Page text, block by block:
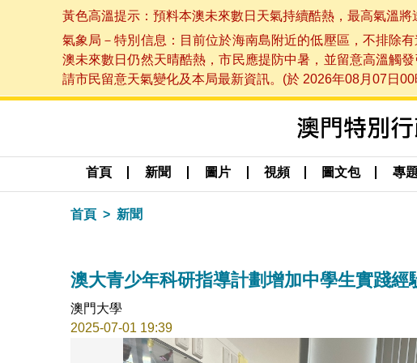
黃色高溫提示：預料本澳未來數日天氣持續酷熱，最高氣溫
氣象局－特別信息：目前位於海南島附近的低壓區，不排除
澳未來數日仍然天晴酷熱，市民應提防中暑，並留意高溫觸
請市民留意天氣變化及本局最新資訊。(於 2026年08月07日
首頁 新聞 圖片 視頻 圖文包 專
首頁 新聞
澳大青少年科研指導計劃增加中學生實踐經
澳門大學
2025-07-01 19:39